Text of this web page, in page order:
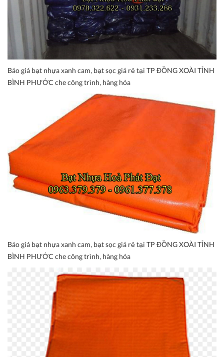
Báo giá bạt nhựa xanh cam, bạt sọc giá rẻ tại TP ĐỒNG XOÀI TỈNH
BÌNH PHƯỚC che công trình, hàng hóa
Báo giá bạt nhựa xanh cam, bạt sọc giá rẻ tại TP ĐỒNG XOÀI TỈNH
BÌNH PHƯỚC che công trình, hàng hóa